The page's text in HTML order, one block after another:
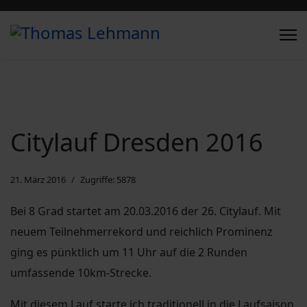
Citylauf Dresden 2016
21. März 2016 Zugriffe: 5878
Bei 8 Grad startet am 20.03.2016 der 26. Citylauf. Mit
neuem Teilnehmerrekord und reichlich Prominenz
ging es pünktlich um 11 Uhr auf die 2 Runden
umfassende 10km-Strecke.